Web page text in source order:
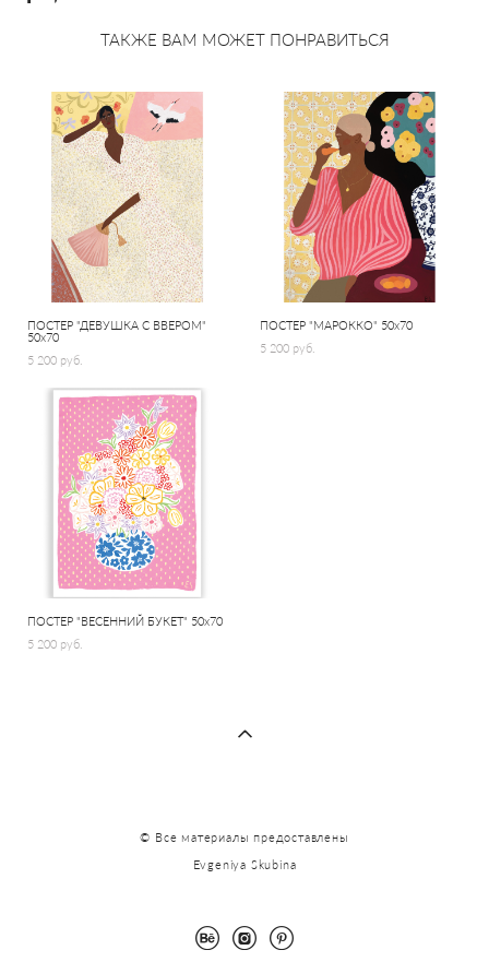
ТАКЖЕ ВАМ МОЖЕТ ПОНРАВИТЬСЯ
ПОСТЕР "ДЕВУШКА С ВВЕРОМ"
50х70
5 200 pуб.
ПОСТЕР "МАРОККО" 50х70
5 200 pуб.
ПОСТЕР "ВЕСЕННИЙ БУКЕТ" 50х70
5 200 pуб.
© Все материалы предоставлены
Evgeniya Skubina